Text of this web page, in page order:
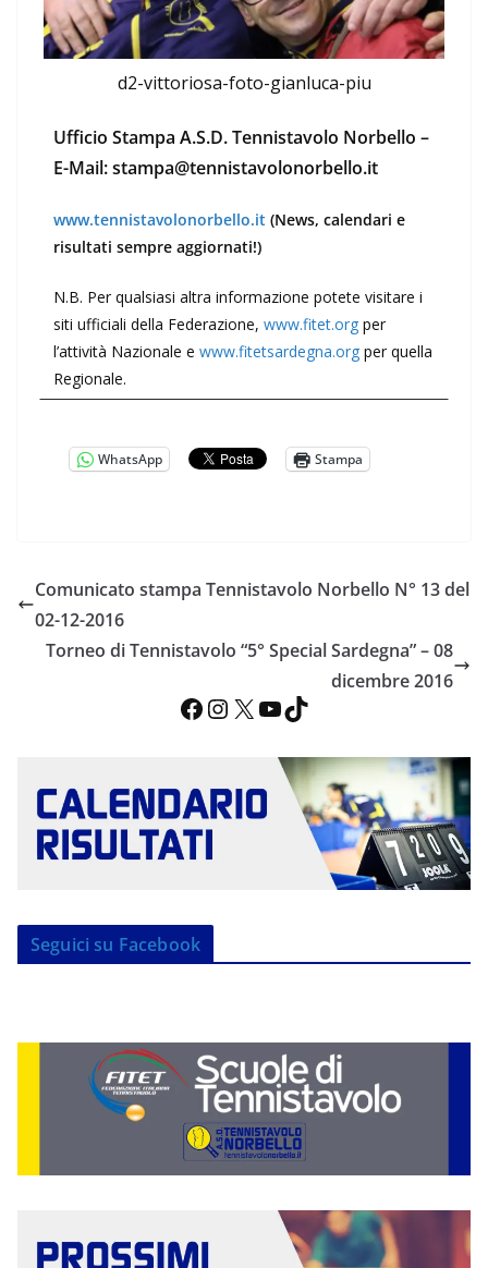
d2-vittoriosa-foto-gianluca-piu
Ufficio Stampa A.S.D. Tennistavolo Norbello –
E-Mail: stampa@tennistavolonorbello.it
www.tennistavolonorbello.it (News, calendari e
risultati sempre aggiornati!)
N.B. Per qualsiasi altra informazione potete visitare i
siti ufficiali della Federazione, www.fitet.org per
l’attività Nazionale e www.fitetsardegna.org per quella
Regionale.
WhatsApp Stampa
Comunicato stampa Tennistavolo Norbello N° 13 del
02-12-2016
Torneo di Tennistavolo “5° Special Sardegna” – 08
dicembre 2016
Facebook InstagramX YouTube TikTok
Seguici su Facebook